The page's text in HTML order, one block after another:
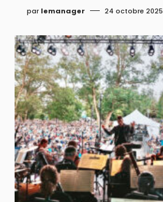
par lemanager 24 octobre 2025